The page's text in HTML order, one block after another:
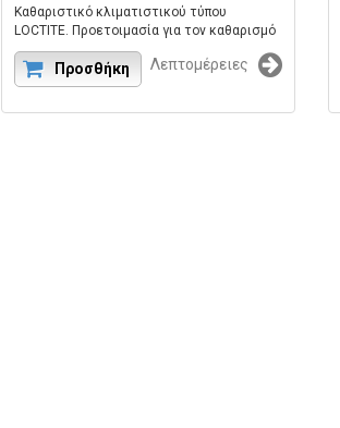
Καθαριστικό κλιματιστικού τύπου
LOCTITE. Προετοιμασία για τον καθαρισμό
και την απολύμανση των συστημάτων
κλιματισμού.
Κωδικός εργοστασίου:LOC HYGIENE SPRAY
Προσθήκη Λεπτομέρειες